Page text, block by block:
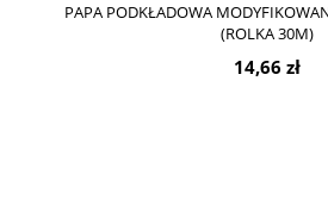
PAPA PODKŁADOWA
(ROLKA 30M)
14,66 zł